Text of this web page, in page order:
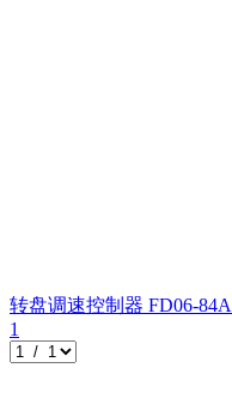
转盘调速控制器 FD06-84A
1